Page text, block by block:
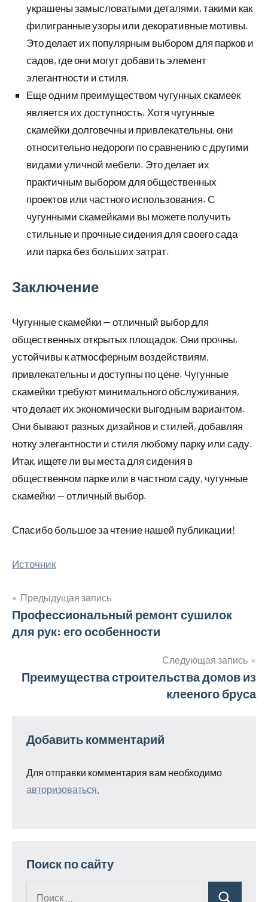
украшены замысловатыми деталями, такими как
филигранные узоры или декоративные мотивы.
Это делает их популярным выбором для парков и
садов, где они могут добавить элемент
элегантности и стиля.
Еще одним преимуществом чугунных скамеек
является их доступность. Хотя чугунные
скамейки долговечны и привлекательны, они
относительно недороги по сравнению с другими
видами уличной мебели. Это делает их
практичным выбором для общественных
проектов или частного использования. С
чугунными скамейками вы можете получить
стильные и прочные сидения для своего сада
или парка без больших затрат.
Заключение
Чугунные скамейки — отличный выбор для
общественных открытых площадок. Они прочны,
устойчивы к атмосферным воздействиям,
привлекательны и доступны по цене. Чугунные
скамейки требуют минимального обслуживания,
что делает их экономически выгодным вариантом.
Они бывают разных дизайнов и стилей, добавляя
нотку элегантности и стиля любому парку или саду.
Итак, ищете ли вы места для сидения в
общественном парке или в частном саду, чугунные
скамейки — отличный выбор.
Спасибо большое за чтение нашей публикации!
Источник
Навигация
по
Предыдущая запись
Профессиональный ремонт сушилок
для рук: его особенности
Следующая запись
Преимущества строительства домов из
клееного бруса
Добавить комментарий
Для отправки комментария вам необходимо
авторизоваться
Поиск по сайту